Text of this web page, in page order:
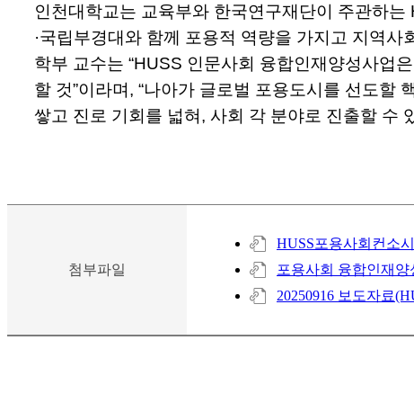
인천대학교는 교육부와 한국연구재단이 주관하
·국립부경대와 함께 포용적 역량을 가지고 지역
학부 교수는 “HUSS 인문사회 융합인재양성사업
할 것”이라며, “나아가 글로벌 포용도시를 선도할
쌓고 진로 기회를 넓혀, 사회 각 분야로 진출할 수
첨부파일
HUSS포용사회컨소
포용사회 융합인재
20250916 보도자료